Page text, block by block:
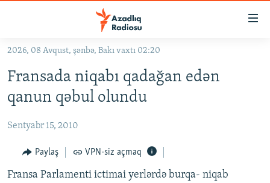
Əsas
qayıt
Əsas
naviqasiyaya
qayıt
KORRUPSIOMETR
#ƏSLINDƏ
FƏRQƏ BAX
QANUNI DOĞRU
2026, 08 Avqust, şənbə, Bakı vaxtı 02:20
Fransada niqabı qadağan edən
qanun qəbul olundu
Sentyabr 15, 2010
Paylaş VPN-siz açmaq
Fransa Parlamenti ictimai yerlərdə burqa- niqab